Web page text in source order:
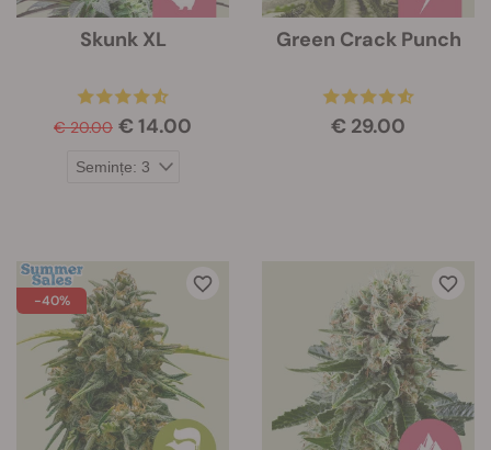
Skunk XL
€ 20.00 € 14.00
Green Crack Punch
€ 29.00
-40%